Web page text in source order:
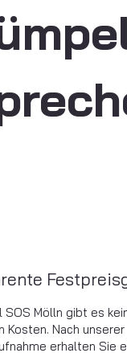
SOS Mölln gibt es
Kosten. Nach unserer
erhalten Sie